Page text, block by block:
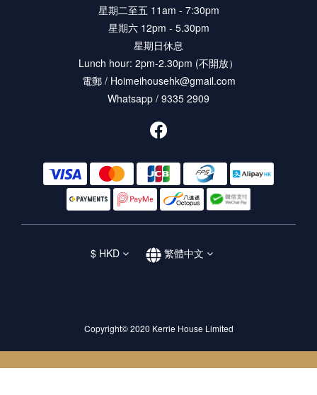
星期二至五 11am - 7:30pm
星期六 12pm - 5.30pm
星期日休息
Lunch hour: 2pm-2.30pm (不開放）
電郵 / Hoimeihousehk@gmail.com
Whatsapp / 9335 2909
$ HKD 繁體中文
Copyright© 2020 Kerrie House Limited